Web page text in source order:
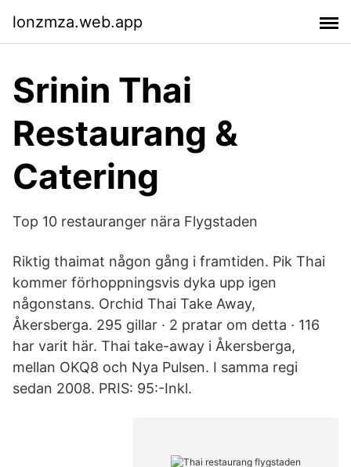
lonzmza.web.app
Srinin Thai
Restaurang &
Catering
Top 10 restauranger nära Flygstaden
Riktig thaimat någon gång i framtiden. Pik Thai
kommer förhoppningsvis dyka upp igen
någonstans. Orchid Thai Take Away,
Åkersberga. 295 gillar · 2 pratar om detta · 116
har varit här. Thai take-away i Åkersberga,
mellan OKQ8 och Nya Pulsen. I samma regi
sedan 2008. PRIS: 95:-Inkl.